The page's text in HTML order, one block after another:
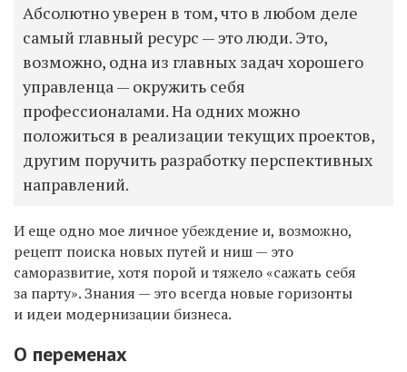
Абсолютно уверен в том, что в любом деле
самый главный ресурс — это люди. Это,
возможно, одна из главных задач хорошего
управленца — окружить себя
профессионалами. На одних можно
положиться в реализации текущих проектов,
другим поручить разработку перспективных
направлений.
И еще одно мое личное убеждение и, возможно,
рецепт поиска новых путей и ниш — это
саморазвитие, хотя порой и тяжело «сажать себя
за парту». Знания — это всегда новые горизонты
и идеи модернизации бизнеса.
О переменах